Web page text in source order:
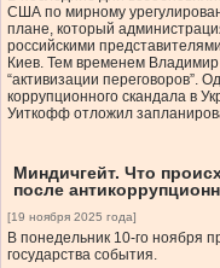
США по мирному
плане, который
российскими
Киев. Тем временем
“активизации переговоров”.
коррупционного скандала в
Уиткофф отложил
Миндичгейт. Что
после
[19 ноября 2025 года]
В понедельник 10-го ноября
государства события.